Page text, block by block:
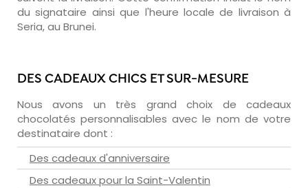
du signataire ainsi que l'heure locale de livraison à
Seria, au Brunei.
DES CADEAUX CHICS ET SUR-MESURE
Nous avons un très grand choix de cadeaux
chocolatés personnalisables avec le nom de votre
destinataire dont :
Des cadeaux d'anniversaire
Des cadeaux pour la Saint-Valentin